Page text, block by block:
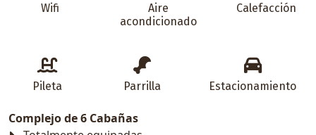
Wifi
Aire
acondicionado
Calefacción
Pileta Parrilla Estacionamiento
Complejo de 6 Cabañas